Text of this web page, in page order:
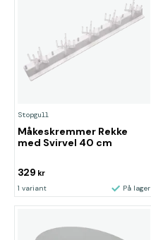
Stopgull
Måkeskremmer Rekke
med Svirvel 40 cm
329 kr
1 variant På lager